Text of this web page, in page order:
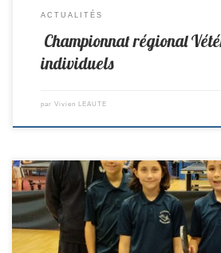
ACTUALITÉS
Championnat régional
individuels
par Vivien LEAUTE
Ce week-end, Leïa et Maël participaient au